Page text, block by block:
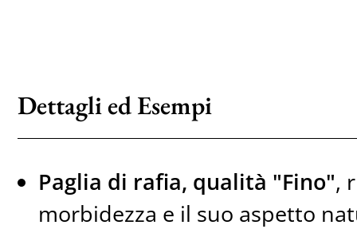
Dettagli ed Esempi
Paglia di rafia, qualità "Fino",
morbidezza e il suo aspetto